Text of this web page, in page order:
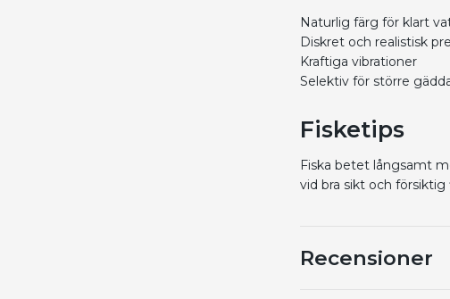
Naturlig färg för klart
Diskret och realistisk
Kraftiga vibrationer
Selektiv för större
Fisketips
Fiska betet långsamt
vid bra sikt och försiktig
Recensioner